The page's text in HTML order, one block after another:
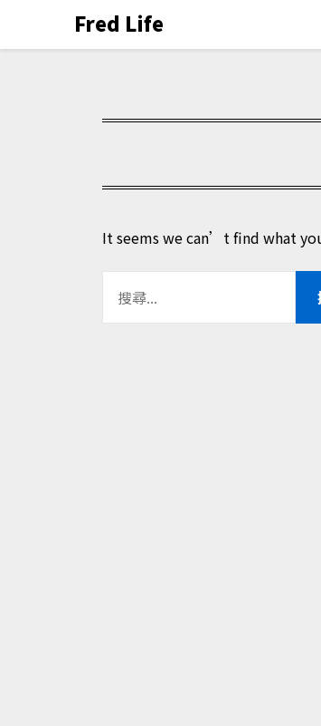
Fred Life
It seems we can’t find what